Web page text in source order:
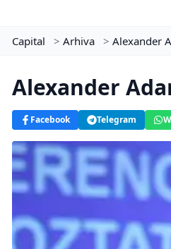
Capital > Arhiva > Alexander
Alexander
Facebook Telegram